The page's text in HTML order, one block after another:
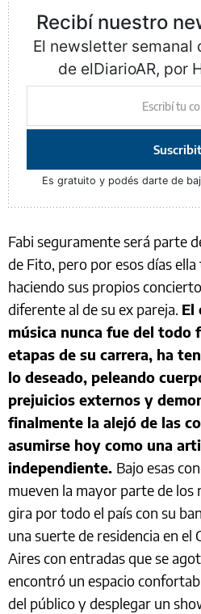
Recibí nuestro
El newsletter semanal
de elDiarioAR, por
Es gratuito y podés darte de
Fabi seguramente será parte
de Fito, pero por esos días
haciendo sus propios
diferente al de su ex pareja. El
música nunca fue del todo
etapas de su carrera, ha
lo deseado, peleando
prejuicios externos y
finalmente la alejó de las
asumirse hoy como una
independiente. Bajo esas
mueven la mayor parte de los
gira por todo el país con su
una suerte de residencia en el
Aires con entradas que se
encontró un espacio
del público y desplegar un